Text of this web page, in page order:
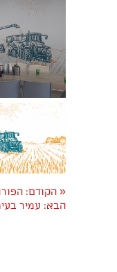
« הקודם:
הבא: עמיר